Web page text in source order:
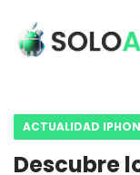
ACTUALIDAD
Descubre